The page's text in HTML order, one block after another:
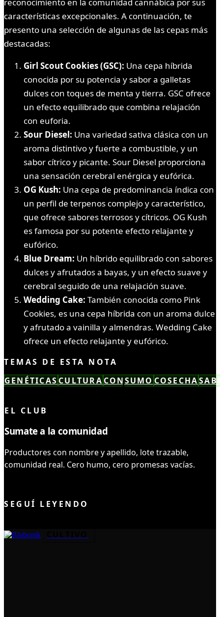
características excepcionales. A continuación, te
presento una selección de algunas de las cepas más
destacadas:
Girl Scout Cookies (GSC): Una cepa híbrida
conocida por su potencia y sabor a galletas
dulces con toques de menta y tierra. GSC ofrece
un efecto equilibrado que combina relajación
con euforia.
Sour Diesel: Una variedad sativa clásica con un
aroma distintivo y fuerte a combustible, y un
sabor cítrico y picante. Sour Diesel proporciona
una sensación cerebral enérgica y eufórica.
OG Kush: Una cepa de predominancia índica con
un perfil de terpenos complejo y característico,
que ofrece sabores terrosos y cítricos. OG Kush
es famosa por su potente efecto relajante y
eufórico.
Blue Dream: Un híbrido equilibrado con sabores
dulces y afrutados a bayas, y un efecto suave y
cerebral seguido de una relajación suave.
Wedding Cake: También conocida como Pink
Cookies, es una cepa híbrida con un aroma dulce
y afrutado a vainilla y almendras. Wedding Cake
ofrece un efecto relajante y eufórico.
TEMAS DE ESTA NOTA
GENÉTICAS CULTURA CONSUMO COSECHA
EL CLUB
Sumate a la comunidad
Productores con nombre y apellido, lote trazable,
comunidad real. Cero humo, cero promesas vacías.
SEGUÍ LEYENDO